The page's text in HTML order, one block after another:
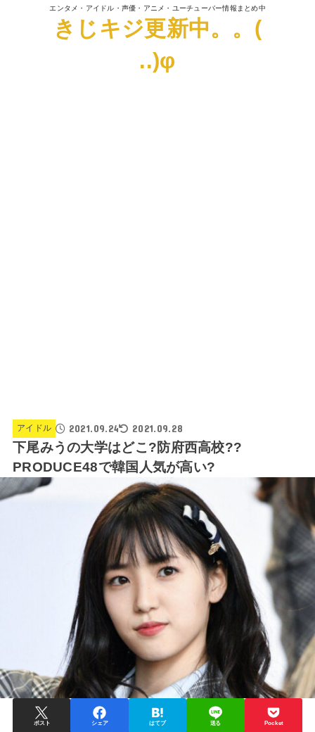
エンタメ・アイドル・声優・アニメ・ユーチューバー情報まとめ中
きじキジ更新中。。(
..)φ
アイドル 2021.09.24 2021.09.28
下尾みうの大学はどこ?防府西高校??
PRODUCE48で韓国人気が高い?
ポスト シェア はてブ 送る Pocket